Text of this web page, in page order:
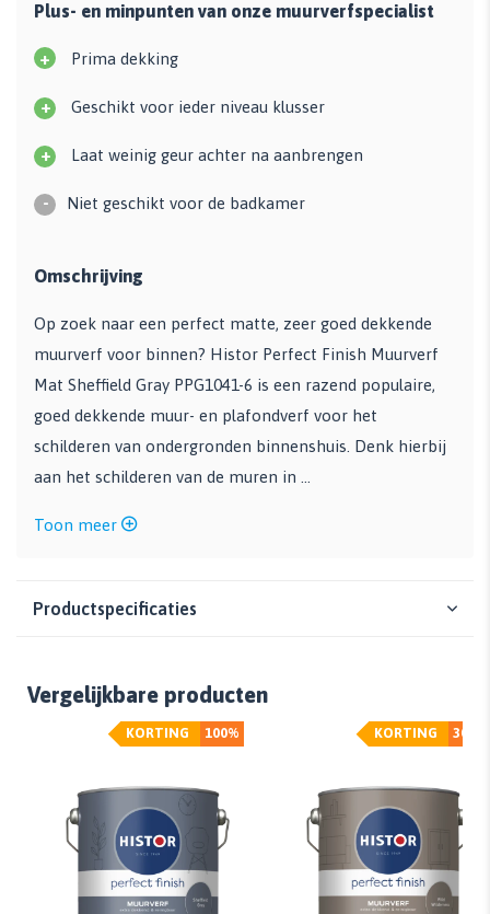
Plus- en minpunten van onze muurverfspecialist
+ Prima dekking
+ Geschikt voor ieder niveau klusser
+ Laat weinig geur achter na aanbrengen
- Niet geschikt voor de badkamer
Omschrijving
Op zoek naar een perfect matte, zeer goed dekkende
muurverf voor binnen? Histor Perfect Finish Muurverf
Mat Sheffield Gray PPG1041-6 is een razend populaire,
goed dekkende muur- en plafondverf voor het
schilderen van ondergronden binnenshuis. Denk hierbij
aan het schilderen van de muren in ...
Toon meer
Productspecificaties
Vergelijkbare producten
100%
KORTING 30%
KORTING